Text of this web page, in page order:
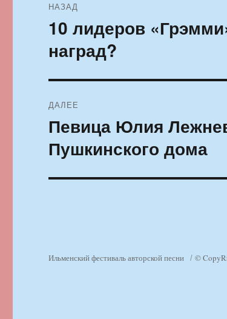
по
записям
НАЗАД
Предыдущая
10 лидеров
наград?
ДАЛЕЕ
Следующая
Певица Юлия
Пушкинского дома
Ильменский фестиваль авторской песни ©